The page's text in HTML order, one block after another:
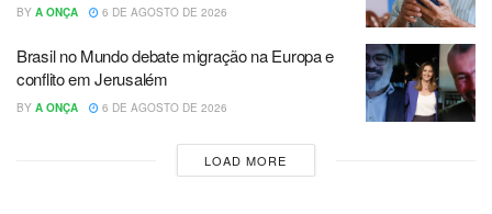
BY A ONÇA 6 DE AGOSTO DE 2026
Brasil no Mundo debate migração na Europa e
conflito em Jerusalém
BY A ONÇA 6 DE AGOSTO DE 2026
LOAD MORE